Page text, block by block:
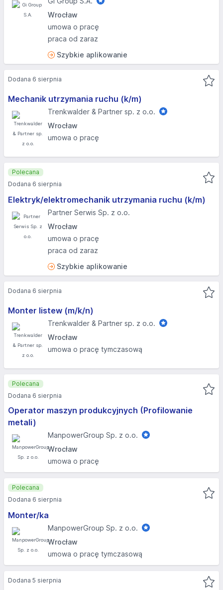
Wrocław
umowa o pracę
praca od zaraz
Szybkie aplikowanie
Mechanik utrzymania ruchu (k/m)
Trenkwalder & Partner sp. z o.o.
Wrocław
umowa o pracę
Dodana 6 sierpnia
Elektryk/elektromechanik utrzymania ruchu (k/m)
Partner Serwis Sp. z o.o.
Wrocław
umowa o pracę
praca od zaraz
Szybkie aplikowanie
Polecana
Dodana 6 sierpnia
Monter listew (m/k/n)
Trenkwalder & Partner sp. z o.o.
Wrocław
umowa o pracę tymczasową
Dodana 6 sierpnia
Operator maszyn produkcyjnych (Profilowanie
metali)
ManpowerGroup Sp. z o.o.
Wrocław
umowa o pracę
Polecana
Dodana 6 sierpnia
Monter/ka
ManpowerGroup Sp. z o.o.
Wrocław
umowa o pracę tymczasową
Polecana
Dodana 6 sierpnia
Dodana 5 sierpnia